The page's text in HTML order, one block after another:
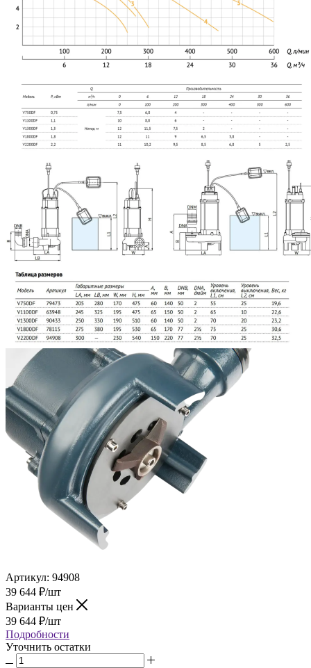
Артикул: 94908
39 644 ₽/шт
Варианты цен
39 644 ₽/шт
Подробности
Уточнить остатки